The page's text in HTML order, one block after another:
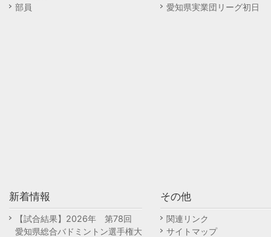
部員
愛知県実業団リーグ初日
新着情報
【試合結果】2026年 第78回
愛知県総合バドミントン選手権大
その他
関連リンク
サイトマップ